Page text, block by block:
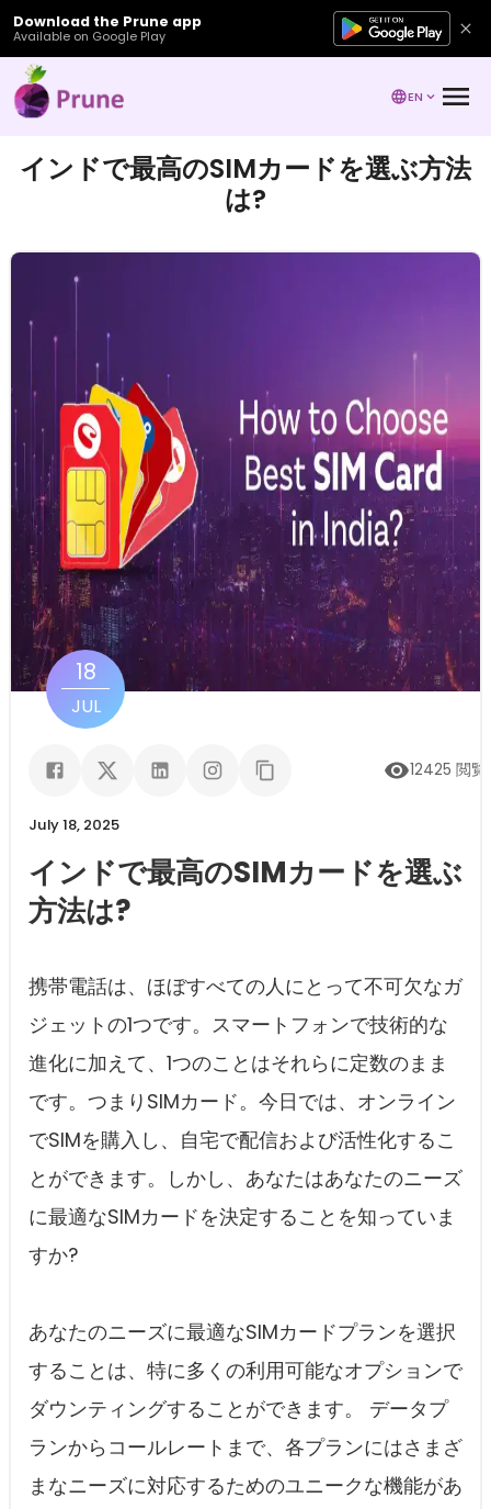
Download the Prune app
Available on Google Play
EN
インドで最高のSIMカードを選ぶ方法
は?
18
JUL
12425 閲覧
July 18, 2025
インドで最高のSIMカードを選ぶ
方法は?
携帯電話は、ほぼすべての人にとって不可欠なガ
ジェットの1つです。スマートフォンで技術的な
進化に加えて、1つのことはそれらに定数のまま
です。つまりSIMカード。今日では、オンライン
でSIMを購入し、自宅で配信および活性化するこ
とができます。しかし、あなたはあなたのニーズ
に最適なSIMカードを決定することを知っていま
すか?
あなたのニーズに最適なSIMカードプランを選択
することは、特に多くの利用可能なオプションで
ダウンティングすることができます。 データプ
ランからコールレートまで、各プランにはさまざ
まなニーズに対応するためのユニークな機能があ